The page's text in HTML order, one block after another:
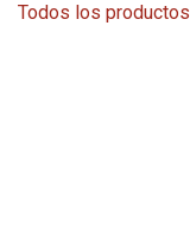
Todos los productos